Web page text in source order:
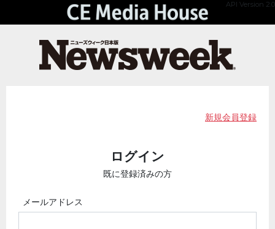
API Version 2.0
新規会員登録
ログイン
既に登録済みの方
メールアドレス